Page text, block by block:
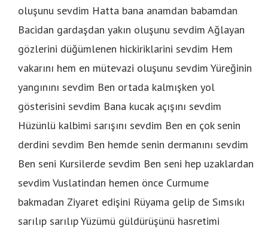
oluşunu sevdim Hatta bana anamdan babamdan
Bacidan gardaşdan yakın oluşunu sevdim Ağlayan
gözlerini düğümlenen hickiriklarini sevdim Hem
vakarını hem en mütevazi oluşunu sevdim Yüreğinin
yangınını sevdim Ben ortada kalmışken yol
gösterisini sevdim Bana kucak açışını sevdim
Hüzünlü kalbimi sarışını sevdim Ben en çok senin
derdini sevdim Ben hemde senin dermanını sevdim
Ben seni Kursilerde sevdim Ben seni hep uzaklardan
sevdim Vuslatindan hemen önce Curmume
bakmadan Ziyaret edişini Rüyama gelip de Sımsıkı
sarılıp sarılıp Yüzümü güldürüşünü hasretimi